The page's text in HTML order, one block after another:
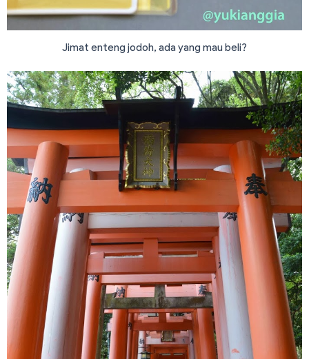
Jimat enteng jodoh, ada yang mau beli?